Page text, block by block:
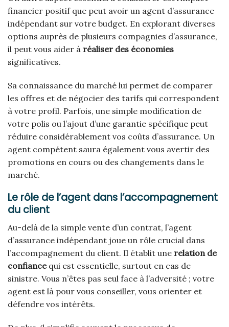
financier positif que peut avoir un agent d’assurance
indépendant sur votre budget. En explorant diverses
options auprès de plusieurs compagnies d’assurance,
il peut vous aider à réaliser des économies
significatives.
Sa connaissance du marché lui permet de comparer
les offres et de négocier des tarifs qui correspondent
à votre profil. Parfois, une simple modification de
votre polis ou l’ajout d’une garantie spécifique peut
réduire considérablement vos coûts d’assurance. Un
agent compétent saura également vous avertir des
promotions en cours ou des changements dans le
marché.
Le rôle de l’agent dans l’accompagnement
du client
Au-delà de la simple vente d’un contrat, l’agent
d’assurance indépendant joue un rôle crucial dans
l’accompagnement du client. Il établit une relation de
confiancequi est essentielle, surtout en cas de
sinistre. Vous n’êtes pas seul face à l’adversité ; votre
agent est là pour vous conseiller, vous orienter et
défendre vos intérêts.